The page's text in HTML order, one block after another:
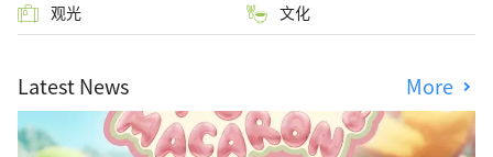
观光 文化
Latest News More